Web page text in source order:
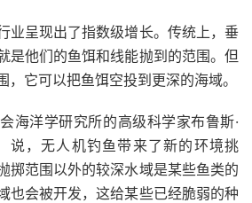
业呈现出了指数级增长。传统上，垂
是他们的鱼饵和线能抛到的范围。但
，它可以把鱼饵空投到更深的海域。
海洋学研究所的高级科学家布鲁斯·
说，无人机钓鱼带来了新的环境挑
掷范围以外的较深水域是某些鱼类的
也会被开发，这给某些已经脆弱的种